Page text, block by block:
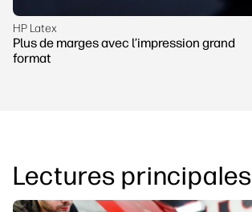
HP Latex
Plus de marges avec l’impression grand
format
Lectures principales